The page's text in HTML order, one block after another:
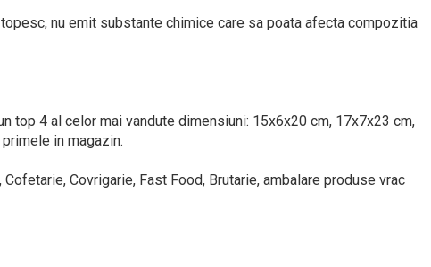
nu emit substante chimice care sa poata afecta compozitia
top 4 al celor mai vandute dimensiuni: 15x6x20 cm, 17x7x23 cm,
in magazin.
Covrigarie, Fast Food, Brutarie, ambalare produse vrac